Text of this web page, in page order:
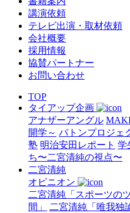
講演依頼
テレビ出演・取材依頼
会社概要
採用情報
協賛パートナー
お問い合わせ
TOP
タイアップ企画
アナザーアングル
開学～ バトンプロジェ
塾 明治安田レポート 学
ち〜二宮清純の視点〜
二宮清純
オピニオン
二宮清純「スポーツのツ
間」
二宮清純「唯我独